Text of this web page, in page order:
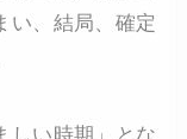
い、結局、確定